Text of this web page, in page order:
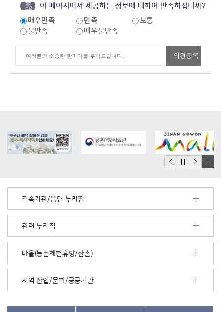
이 페이지에서 제공하는 정보에 대하여 만족하십니까?
매우만족
만족
보통
불만족
매우불만족
더
기
직속기관/읍면 누리집
관련 누리집
마을(농촌체험휴양/산촌)
지역 산업/문화/공공기관